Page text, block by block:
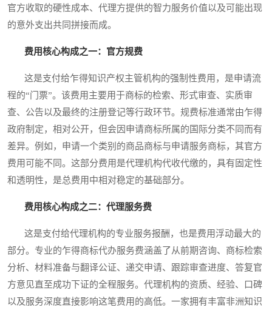
官方收取的硬性成本、代理方提供的智力服务价值以及可能出现
的意外支出共同拼接而成。
费用核心构成之一：官方规费
这是支付给乍得知识产权主管机构的强制性费用，是申请流
程的“门票”。该费用主要用于商标的检索、形式审查、实质审
查、公告以及最终的注册登记等行政环节。规费标准通常由乍得
政府制定，相对公开，但会因申请商标所属的国际分类不同而有
差异。例如，申请一个类别的商品商标与申请服务商标，其官方
费用可能不同。这部分费用是代理机构代收代缴的，具有固定性
和透明性，是总费用中相对稳定的基础部分。
费用核心构成之二：代理服务费
这是支付给代理机构的专业服务报酬，也是费用浮动最大的
部分。专业的乍得商标代办服务费涵盖了从前期咨询、商标检索
分析、材料准备与翻译公证、递交申请、跟踪审查进度、答复官
方意见直至成功下证的全程服务。代理机构的资质、经验、口碑
以及服务深度直接影响这笔费用的高低。一家拥有丰富非洲知识